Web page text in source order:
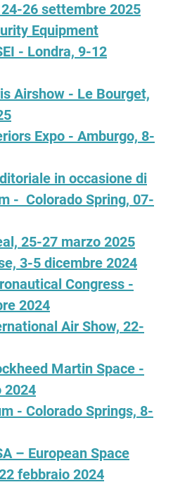
26 settembre 2025
Equipment
- Londra, 9-12
Airshow - Le Bourget,
Expo - Amburgo, 8-
in occasione di
- Colorado Spring, 07-
25-27 marzo 2025
3-5 dicembre 2024
Congress -
2024
Air Show, 22-
Martin Space -
2024
- Colorado Springs, 8-
– European Space
febbraio 2024